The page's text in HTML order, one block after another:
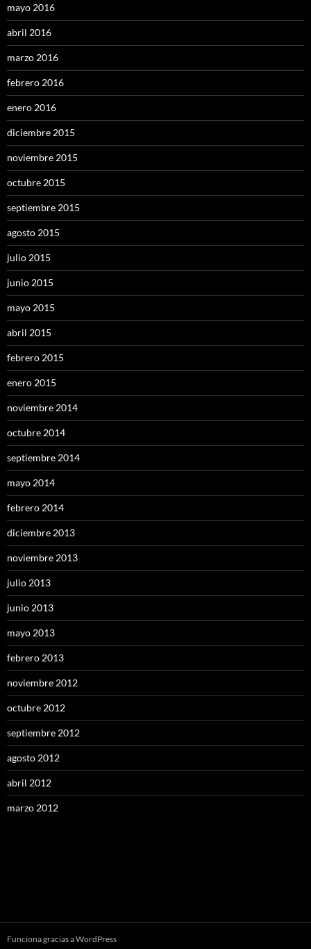
mayo 2016
abril 2016
marzo 2016
febrero 2016
enero 2016
diciembre 2015
noviembre 2015
octubre 2015
septiembre 2015
agosto 2015
julio 2015
junio 2015
mayo 2015
abril 2015
febrero 2015
enero 2015
noviembre 2014
octubre 2014
septiembre 2014
mayo 2014
febrero 2014
diciembre 2013
noviembre 2013
julio 2013
junio 2013
mayo 2013
febrero 2013
noviembre 2012
octubre 2012
septiembre 2012
agosto 2012
abril 2012
marzo 2012
Funciona gracias a WordPress